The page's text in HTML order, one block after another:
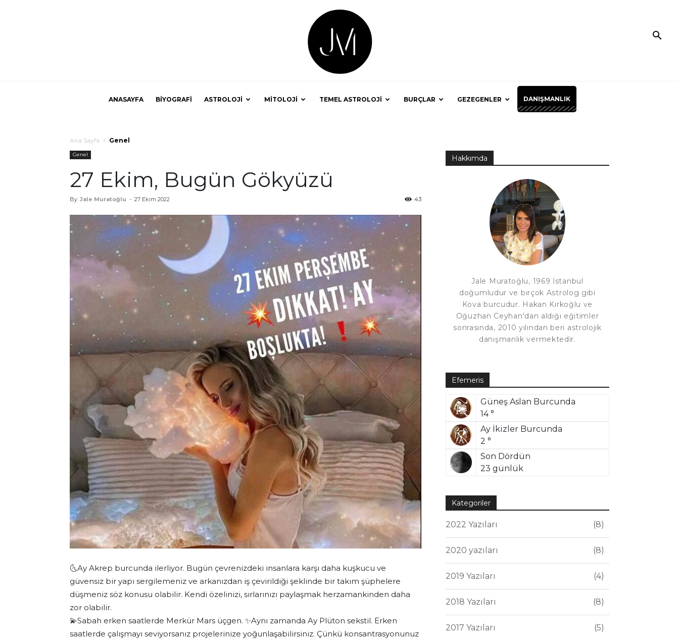
Muratoğlu
ANASAYFA BİYOGRAFİ ASTROLOJİ MİTOLOJİ TEMEL ASTROLOJİ BURÇLAR GEZEGENLER DANIŞMANLIK
Ana Sayfa Genel
Genel
27 Ekim, Bugün Gökyüzü
By Jale Muratoğlu - 27 Ekim 2022 43
🌜Ay Akrep burcunda ilerliyor. Bugün çevrenizdeki insanlara karşı daha kuşkucu ve
güvensiz bir yapı sergilemeniz ve arkanızdan iş çevirildiği şeklinde bir takım şüphelere
düşmeniz söz konusu olabilir. Kendi özelinizi, sırlarınızı paylaşmak herzamankinden daha
zor olabilir.
💫Sabah erken saatlerde Merkür Mars üçgen. ✨Aynı zamanda Ay Plüton sekstil. Erken
saatlerde çalışmayı seviyorsanız projelerinize yoğunlaşabilirsiniz. Çünkü konsantrasyonunuz
Hakkımda
Jale Muratoğlu, 1969 İstanbul
doğumludur ve birçok Astrolog gibi
Kova burcudur. Hakan Kırkoğlu ve
Oğuzhan Ceyhan'dan aldığı eğitimler
sonrasında, 2010 yılından beri astrolojik
danışmanlık vermektedir.
Efemeris
Güneş Aslan Burcunda
14 °
Ay İkizler Burcunda
2 °
Son Dördün
23 günlük
Kategoriler
2022 Yazıları 8
2020 yazıları 8
2019 Yazıları 4
2018 Yazıları 8
2017 Yazıları 5